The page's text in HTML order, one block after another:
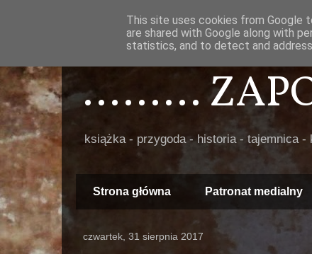
.........
książka - przygoda - historia - tajemnica
Strona główna Patronat medialny
czwartek, 31 sierpnia 2017
This site uses cookies from Google
are shared with Google along with
statistics, and to detect and